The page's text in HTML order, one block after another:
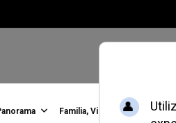
Familia, Vida, Identidad